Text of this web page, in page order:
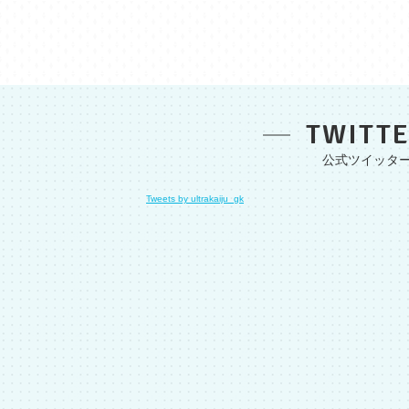
Tweets by ultrakaiju_gk